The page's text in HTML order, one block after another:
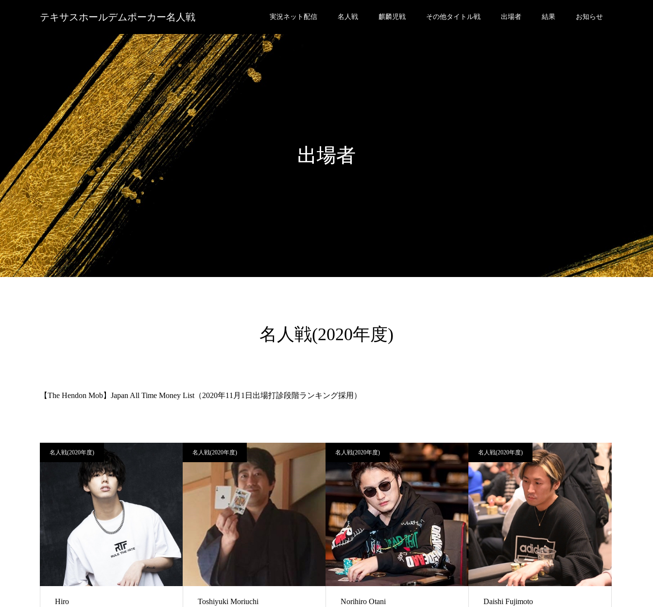
テキサスホールデムポーカー名人戦 実況ネット配信 名人戦 麒麟児戦 その他タイトル戦 出場者 結果 お知らせ
出場者
名人戦(2020年度)
【The Hendon Mob】Japan All Time Money List（2020年11月1日出場打診段階ランキング採用）
名人戦(2020年度)
Hiro
名人戦(2020年度)
Toshiyuki Moriuchi
名人戦(2020年度)
Norihiro Otani
名人戦(2020年度)
Daishi Fujimoto